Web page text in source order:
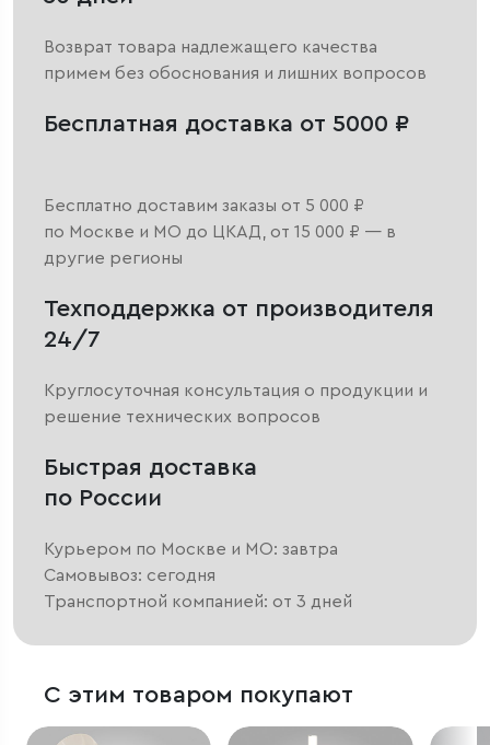
Возврат товара надлежащего качества
примем без обоснования и лишних вопросов
Бесплатная доставка от 5000 ₽
Бесплатно доставим заказы от 5 000 ₽
по Москве и МО до ЦКАД, от 15 000 ₽ — в
другие регионы
Техподдержка от производителя
24/7
Круглосуточная консультация о продукции и
решение технических вопросов
Быстрая доставка
по России
Курьером по Москве и МО: завтра
Самовывоз: сегодня
Транспортной компанией: от 3 дней
С этим товаром покупают